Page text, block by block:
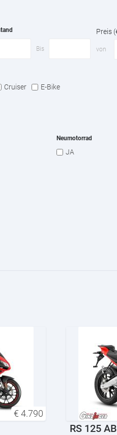
Bis
Preis
von
Cruiser E-Bike
Neumotorrad
JA
€ 4.790
RS 125